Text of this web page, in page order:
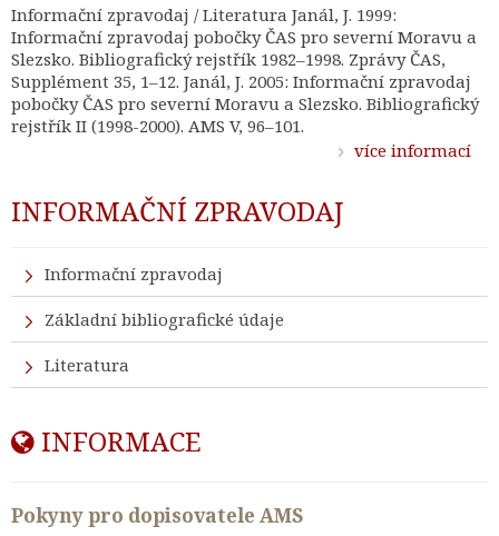
Informační zpravodaj / Literatura Janál, J. 1999:
Informační zpravodaj pobočky ČAS pro severní Moravu a
Slezsko. Bibliografický rejstřík 1982–1998. Zprávy ČAS,
Supplément 35, 1–12. Janál, J. 2005: Informační zpravodaj
pobočky ČAS pro severní Moravu a Slezsko. Bibliografický
rejstřík II (1998-2000). AMS V, 96–101.
více informací
INFORMAČNÍ ZPRAVODAJ
Informační zpravodaj
Základní bibliografické údaje
Literatura
INFORMACE
Pokyny pro dopisovatele AMS